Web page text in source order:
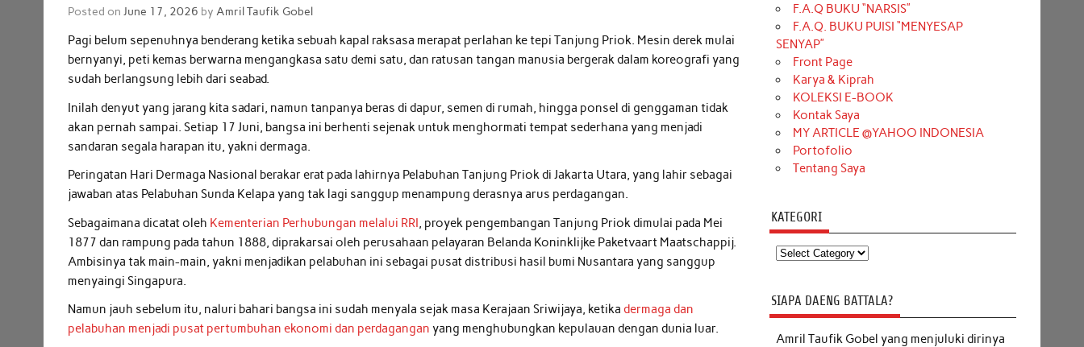
Posted onJune 17, 2026 byAmril Taufik Gobel
Pagi belum sepenuhnya benderang ketika sebuah kapal raksasa merapat perlahan ke tepi Tanjung Priok. Mesin derek mulai
bernyanyi, peti kemas berwarna mengangkasa satu demi satu, dan ratusan tangan manusia bergerak dalam koreografi yang
sudah berlangsung lebih dari seabad.
Inilah denyut yang jarang kita sadari, namun tanpanya beras di dapur, semen di rumah, hingga ponsel di genggaman tidak
akan pernah sampai. Setiap 17 Juni, bangsa ini berhenti sejenak untuk menghormati tempat sederhana yang menjadi
sandaran segala harapan itu, yakni dermaga.
Peringatan Hari Dermaga Nasional berakar erat pada lahirnya Pelabuhan Tanjung Priok di Jakarta Utara, yang lahir sebagai
jawaban atas Pelabuhan Sunda Kelapa yang tak lagi sanggup menampung derasnya arus perdagangan.
Sebagaimana dicatat oleh Kementerian Perhubungan melalui RRI, proyek pengembangan Tanjung Priok dimulai pada Mei
1877 dan rampung pada tahun 1888, diprakarsai oleh perusahaan pelayaran Belanda Koninklijke Paketvaart Maatschappij.
Ambisinya tak main-main, yakni menjadikan pelabuhan ini sebagai pusat distribusi hasil bumi Nusantara yang sanggup
menyaingi Singapura.
Namun jauh sebelum itu, naluri bahari bangsa ini sudah menyala sejak masa Kerajaan Sriwijaya, ketikadermaga dan
pelabuhan menjadi pusat pertumbuhan ekonomi dan perdagangan yang menghubungkan kepulauan dengan dunia luar.
F.A.Q BUKU “NARSIS”
F.A.Q. BUKU PUISI “MENYESAP
SENYAP”
Front Page
Karya & Kiprah
KOLEKSI E-BOOK
Kontak Saya
MY ARTICLE @YAHOO INDONESIA
Portofolio
Tentang Saya
KATEGORI
Kategori
SIAPA DAENG BATTALA?
Amril Taufik Gobel yang menjuluki dirinya